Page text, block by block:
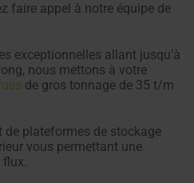
faire appel à notre équipe de
exceptionnelles allant jusqu’à
nous mettons à votre
de gros tonnage de 35 t/m
plateformes de stockage
vous permettant une
flux.